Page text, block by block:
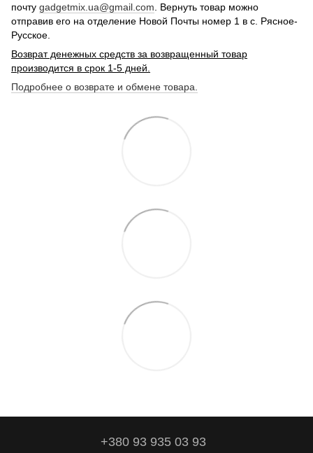
почту gadgetmix.ua@gmail.com. Вернуть товар можно
отправив его на отделение Новой Почты номер 1 в с. Рясное-
Русское.
Возврат денежных средств за возвращенный товар
производится в срок 1-5 дней.
Подробнее о возврате и обмене товара.
+380 93 935 03 93